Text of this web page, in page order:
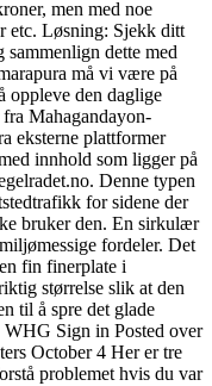
men med noe
etc. Løsning: Sjekk ditt
sammenlign dette med
må vi være på
oppleve den daglige
Mahagandayon-
eksterne plattformer
innhold som ligger på
Denne typen
for sidene der
bruker den. En sirkulær
fordeler. Det
fin finerplate i
størrelse slik at den
til å spre det glade
Sign in Posted over
October 4 Her er tre
problemet hvis du var